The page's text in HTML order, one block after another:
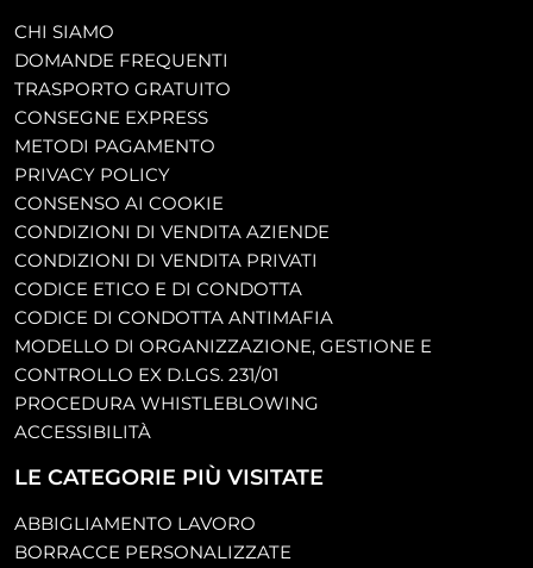
CHI SIAMO
DOMANDE FREQUENTI
TRASPORTO GRATUITO
CONSEGNE EXPRESS
METODI PAGAMENTO
PRIVACY POLICY
CONSENSO AI COOKIE
CONDIZIONI DI VENDITA AZIENDE
CONDIZIONI DI VENDITA PRIVATI
CODICE ETICO E DI CONDOTTA
CODICE DI CONDOTTA ANTIMAFIA
MODELLO DI ORGANIZZAZIONE, GESTIONE E
CONTROLLO EX D.LGS. 231/01
PROCEDURA WHISTLEBLOWING
ACCESSIBILITÀ
LE CATEGORIE PIÙ VISITATE
ABBIGLIAMENTO LAVORO
BORRACCE PERSONALIZZATE